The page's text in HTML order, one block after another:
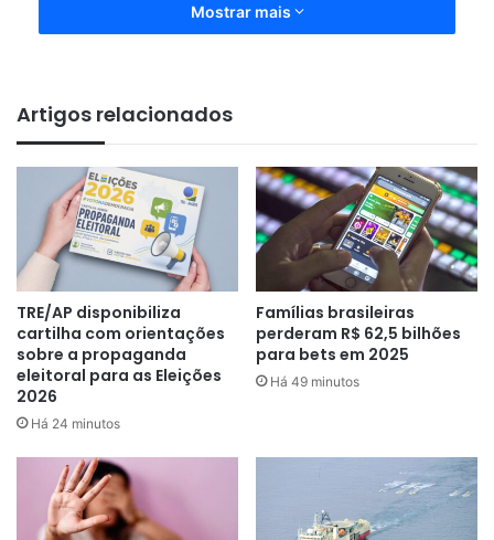
Mostrar mais
Artigos relacionados
TRE/AP disponibiliza
cartilha com orientações
sobre a propaganda
eleitoral para as Eleições
2026
Há 24 minutos
Famílias brasileiras
perderam R$ 62,5 bilhões
para bets em 2025
Há 49 minutos